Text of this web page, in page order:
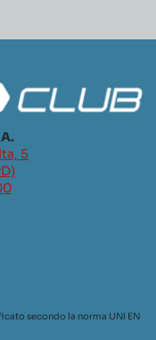
5
secondo la norma UNI EN